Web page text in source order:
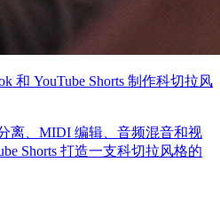
和 YouTube Shorts 制作科切拉风
离、MIDI 编辑、音频混音和视
Shorts 打造一支科切拉风格的